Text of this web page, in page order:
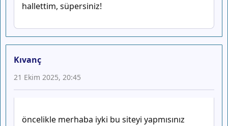
hallettim, süpersiniz!
Kıvanç
21 Ekim 2025, 20:45
öncelikle merhaba iyki bu siteyi yapmısınız